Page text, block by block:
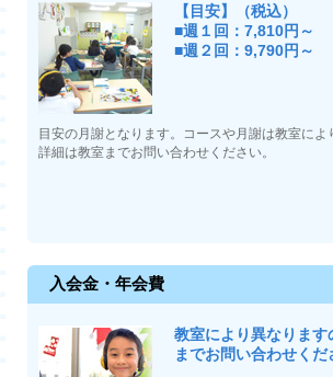
【目安】（税込）
■週１回：7,810円～
■週２回：9,790円～
目安の月謝となります。コースや月謝は教室によ
詳細は教室までお問い合わせください。
入会金・年会費
教室により異なります
までお問い合わせくだ